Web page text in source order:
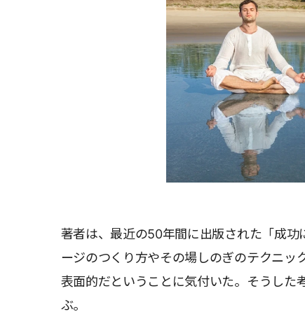
著者は、最近の50年間に出版された「成功
ージのつくり方やその場しのぎのテクニッ
表面的だということに気付いた。そうした
ぶ。